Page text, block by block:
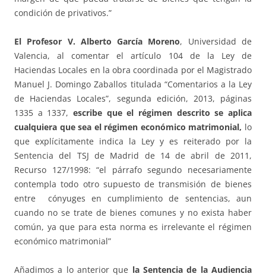
condición de privativos.”
El Profesor V. Alberto García Moreno, Universidad de
Valencia, al comentar el artículo 104 de la Ley de
Haciendas Locales en la obra coordinada por el Magistrado
Manuel J. Domingo Zaballos titulada “Comentarios a la Ley
de Haciendas Locales”, segunda edición, 2013, páginas
1335 a 1337, escribe que el régimen descrito se aplica
cualquiera que sea el régimen económico matrimonial, lo
que explícitamente indica la Ley y es reiterado por la
Sentencia del TSJ de Madrid de 14 de abril de 2011,
Recurso 127/1998: “el párrafo segundo necesariamente
contempla todo otro supuesto de transmisión de bienes
entre cónyuges en cumplimiento de sentencias, aun
cuando no se trate de bienes comunes y no exista haber
común, ya que para esta norma es irrelevante el régimen
económico matrimonial”
Añadimos a lo anterior que la Sentencia de la Audiencia